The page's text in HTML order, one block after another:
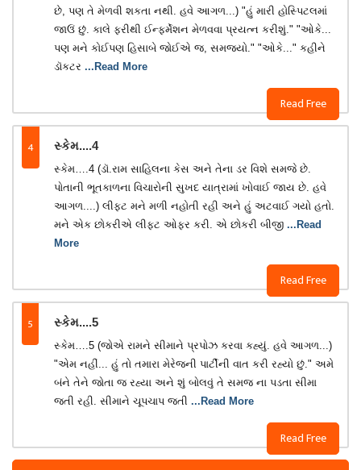
Read Free
છે, પણ તે મેળવી શકતા નથી. હવે આગળ...) "હું મારી હોસ્પિટલમાં
જાઉં છું. કાલે ફરીથી ઈન્ફર્મેશન મેળવવા પ્રયત્ન કરીશું." "ઓકે...
પણ મને કોઈપણ હિસાબે જોઈએ જ, સમજયો." "ઓકે..." કહીને
ડૉકટર ...Read More
4 સ્કેમ....4
Read Free
સ્કેમ….4 (ડૉ.રામ સાહિલના કેસ અને તેના ડર વિશે સમજે છે.
પોતાની ભૂતકાળના વિચારોની સુખદ યાત્રામાં ખોવાઈ જાય છે. હવે
આગળ....) લીફટ મને મળી નહોતી રહી અને હું અટવાઈ ગયો હતો.
મને એક છોકરીએ લીફટ ઓફર કરી. એ છોકરી બીજી ...Read
More
5 સ્કેમ....5
Read Free
સ્કેમ….5 (જોએ રામને સીમાને પ્રપોઝ કરવા કહ્યું. હવે આગળ...)
"એમ નહીં... હું તો તમારા મેરેજની પાર્ટીની વાત કરી રહ્યો છું." અમે
બંને તેને જોતા જ રહ્યા અને શું બોલવું તે સમજ ના પડતા સીમા
જતી રહી. સીમાને ચૂપચાપ જતી ...Read More